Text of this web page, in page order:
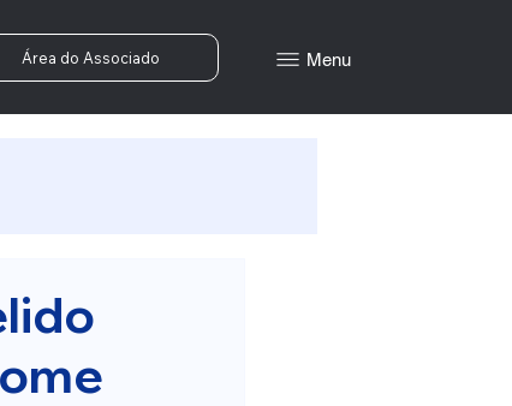
Menu
Área do Associado